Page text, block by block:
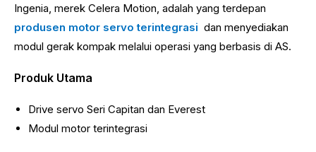
Ingenia, merek Celera Motion, adalah yang terdepan
produsen motor servo terintegrasi dan menyediakan
modul gerak kompak melalui operasi yang berbasis di AS.
Produk Utama
Drive servo Seri Capitan dan Everest
Modul motor terintegrasi